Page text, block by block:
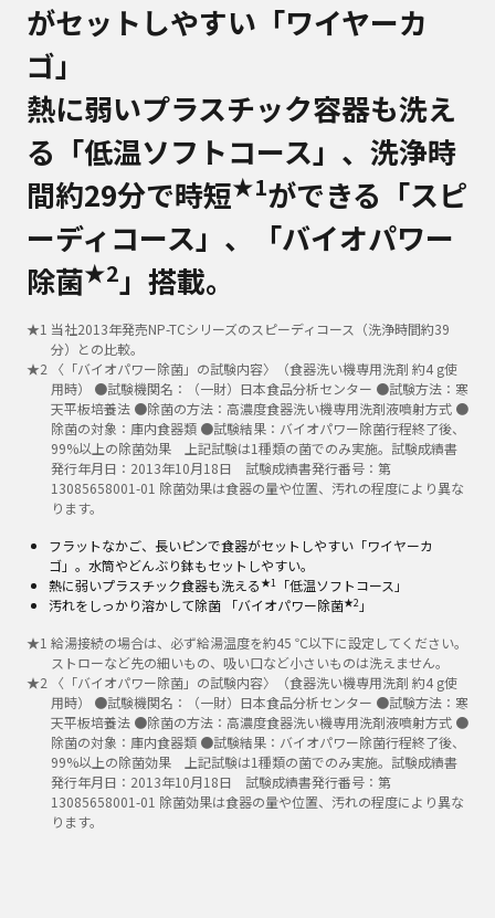
がセットしやすい「ワイヤーカ
ゴ」
熱に弱いプラスチック容器も洗え
る「低温ソフトコース」、洗浄時
間約29分で時短★1ができる「スピ
ーディコース」、「バイオパワー
除菌★2 」搭載。
★1 当社2013年発売NP-TCシリーズのスピーディコース（洗浄時間約39
分）との比較。
★2
〈「バイオパワー除菌」の試験内容〉（食器洗い機専用洗剤 約4 g使
用時） ●試験機関名：（一財）日本食品分析センター ●試験方法：寒
天平板培養法 ●除菌の方法：高濃度食器洗い機専用洗剤液噴射方式 ●
除菌の対象：庫内食器類 ●試験結果：バイオパワー除菌行程終了後、
99%以上の除菌効果 上記試験は1種類の菌でのみ実施。試験成績書
発行年月日：2013年10月18日 試験成績書発行番号：第
13085658001-01 除菌効果は食器の量や位置、汚れの程度により異な
ります。
フラットなかご、長いピンで食器がセットしやすい「ワイヤーカ
ゴ」。水筒やどんぶり鉢もセットしやすい。
熱に弱いプラスチック食器も洗える★1
「低温ソフトコース」
汚れをしっかり溶かして除菌 「バイオパワー除菌★2 」
★1 給湯接続の場合は、必ず給湯温度を約45 ℃以下に設定してください。
ストローなど先の細いもの、吸い口など小さいものは洗えません。
★2
〈「バイオパワー除菌」の試験内容〉（食器洗い機専用洗剤 約4 g使
用時） ●試験機関名：（一財）日本食品分析センター ●試験方法：寒
天平板培養法 ●除菌の方法：高濃度食器洗い機専用洗剤液噴射方式 ●
除菌の対象：庫内食器類 ●試験結果：バイオパワー除菌行程終了後、
99%以上の除菌効果 上記試験は1種類の菌でのみ実施。試験成績書
発行年月日：2013年10月18日 試験成績書発行番号：第
13085658001-01 除菌効果は食器の量や位置、汚れの程度により異な
ります。